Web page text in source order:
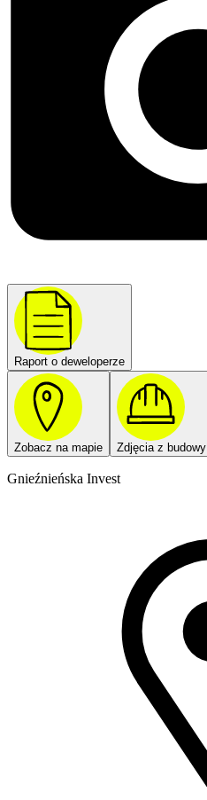
Raport o deweloperze
Zobacz na mapie Zdjęcia z budowy
Gnieźnieńska Invest